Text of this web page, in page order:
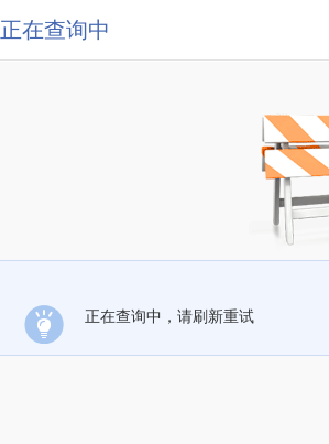
正在查询中
正在查询中，请刷新重试